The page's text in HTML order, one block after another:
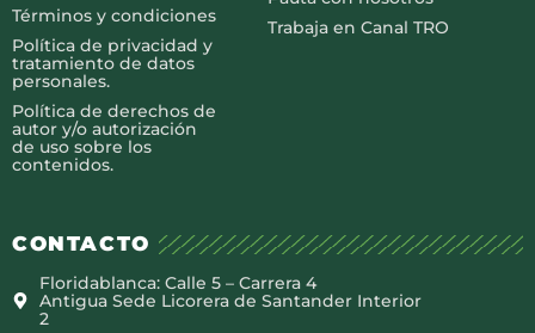
Términos y condiciones
Política de privacidad y
tratamiento de datos
personales.
Política de derechos de
autor y/o autorización
de uso sobre los
contenidos.
Trabaja en Canal TRO
CONTACTO
Floridablanca: Calle 5 – Carrera 4
Antigua Sede Licorera de Santander Interior
2